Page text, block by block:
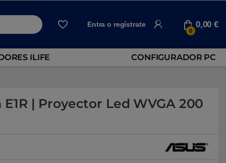
Entra o regístrate
0
0,00€
ILIFE CONFIGURADOR PC
| Proyector Led WVGA 200